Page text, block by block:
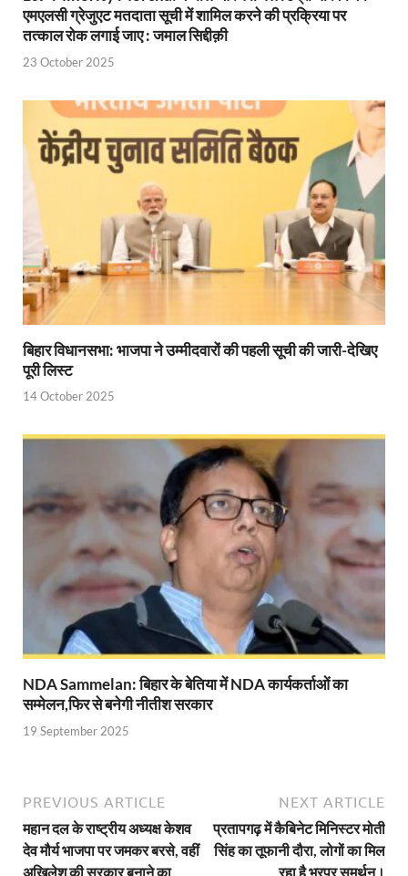
Women E Rickshaw Pilots: यूपी में तैयार हो रही
Mann Ki Baat: प्रधानमंत्री नरेंद्र मोदी ने देशवासियों
UP Anganwadi: मुख्यमंत्री योगी आदित्यनाथ को
Mandir Cluster Model: पुरा महादेव मंदिर का ‘मंदिर
MMMUT Girls Hostel: एमएमएमयूटी में साइबर फोरेंसिक
Indian Railway Action: भारतीय रेलवे की बड़ी करवाई,
NCBC Chairman: साध्वी निरंजन ज्योति बनी राष्ट्रीय
Pateshvari Mata Darshan: मुख्यमंत्री ने किए मां
Holi Mahotsava: CM धामी ने कलश संगीत द्वारा
Chhattisgarh Budget 2026-27: बस्तर के विकास का
First Cabinet Meeting In Seva Tirth: भारत की
Gomati River: गोमती को स्वच्छ बनाने के लिए आज जुटेंगे
Railway Appointment Update: राजेश कुमार पांडे ने
Shri Krishna Jaman bhumi: श्रीकृष्ण जन्मभूमि के
India AI Impact Summit 2026: एमआईबी का पवेलियन
Vande Bharat Express Train: वंदे भारत जैसी सेमी-हाई
एमएलसी ग्रेजुएट मतदाता सूची में शामिल करने की प्रक्रिया पर
तत्काल रोक लगाई जाए : जमाल सिद्दीक़ी
23 October 2025
बिहार विधानसभा: भाजपा ने उम्मीदवारों की पहली सूची की जारी-देखिए
पूरी लिस्ट
14 October 2025
NDA Sammelan: बिहार के बेतिया में NDA कार्यकर्ताओं का
सम्मेलन,फिर से बनेगी नीतीश सरकार
19 September 2025
PREVIOUS ARTICLE
महान दल के राष्ट्रीय अध्यक्ष केशव
देव मौर्य भाजपा पर जमकर बरसे, वहीं
अखिलेश की सरकार बनाने का
NEXT ARTICLE
प्रतापगढ़ में कैबिनेट मिनिस्टर मोती
सिंह का तूफानी दौरा, लोगों का मिल
रहा है भरपूर समर्थन।